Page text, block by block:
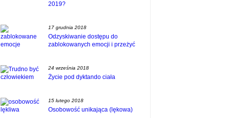
2019?
17 grudnia 2018
Odzyskiwanie dostępu do
zablokowanych emocji i przeżyć
24 września 2018
Życie pod dyktando ciała
15 lutego 2018
Osobowość unikająca (lękowa)